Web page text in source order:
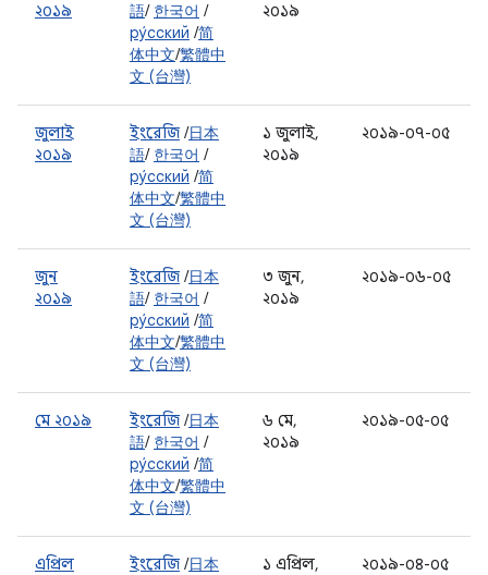
২০১৯
語/ 한국어 /
ру́сский /简
体中文/繁體中
文 (台灣)
২০১৯
জুলাই
২০১৯
ইংরেজি /日本
語/ 한국어 /
ру́сский /简
体中文/繁體中
文 (台灣)
১ জুলাই,
২০১৯
২০১৯-০৭-০৫
জুন
২০১৯
ইংরেজি /日本
語/ 한국어 /
ру́сский /简
体中文/繁體中
文 (台灣)
৩ জুন,
২০১৯
২০১৯-০৬-০৫
মে ২০১৯ ইংরেজি /日本
語/ 한국어 /
ру́сский /简
体中文/繁體中
文 (台灣)
৬ মে,
২০১৯
২০১৯-০৫-০৫
এপ্রিল
ইংরেজি /日本
১ এপ্রিল,
২০১৯-০৪-০৫